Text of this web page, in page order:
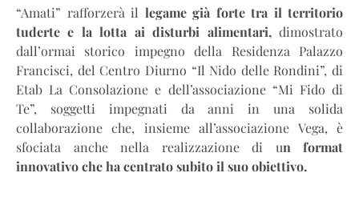
“Amati” rafforzerà il legame già forte tra il territorio
tuderte e la lotta ai disturbi alimentari,dimostrato
dall’ormai storico impegno della Residenza Palazzo
Francisci, del Centro Diurno “Il Nido delle Rondini”, di
Etab La Consolazione e dell’associazione “Mi Fido di
Te”, soggetti impegnati da anni in una solida
collaborazione che, insieme all’associazione Vega, è
sfociata anche nella realizzazione di un format
innovativo che ha centrato subito il suo obiettivo.